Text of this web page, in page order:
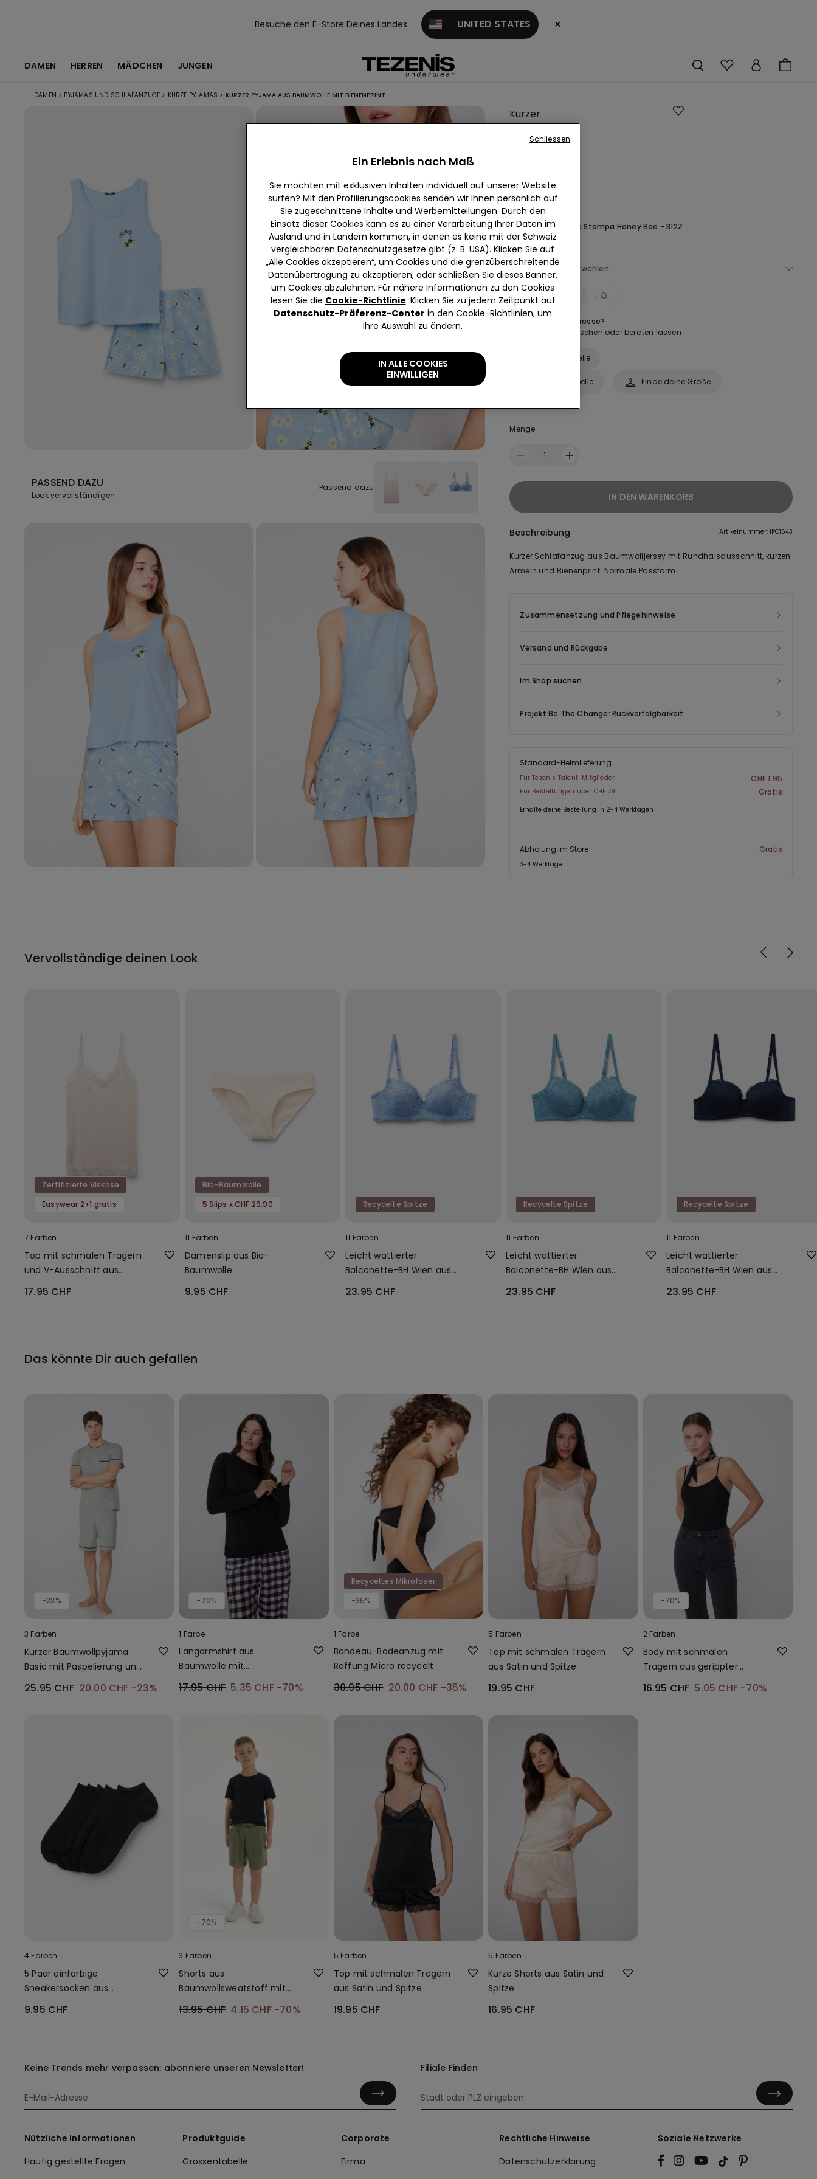
Besuche den E-Store Deines Landes: UNITED STATES ×
DAMEN HERREN MÄDCHEN JUNGEN
DAMEN > PYJAMAS UND SCHLAFANZÜGE > KURZE PYJAMAS > KURZER PYJAMA AUS BAUMWOLLE MIT BIENENPRINT
PASSEND DAZU
Look vervollständigen
Passend dazu
Kurzer
Baumwolle
Bienenprint
Farbe:-Angel Blue Stampa Honey Bee - 312Z
Größe: Größe auswählen
L
Unsicher bei der Grösse?
Grössentabelle ansehen oder beraten lassen
Größentabelle
Finde deine Größe
Größentabelle
Menge:
1
IN DEN WARENKORB
Beschreibung Artikelnummer: 1PC1643
Kurzer Schlafanzug aus Baumwolljersey mit Rundhalsausschnitt, kurzen
Ärmeln und Bienenprint. Normale Passform.
Zusammensetzung und Pflegehinweise
Versand und Rückgabe
Im Shop suchen
Projekt Be The Change: Rückverfolgbarkeit
Standard-Heimlieferung
Für Tezenis Talent-Mitglieder CHF 1.95
Für Bestellungen über CHF 79 Gratis
Erhalte deine Bestellung in 2-4 Werktagen
Abholung im Store Gratis
3-4 Werktage
Vervollständige deinen Look
Zertifizierte Viskose
Easywear 2+1 gratis
7 Farben
Top mit schmalen Trägern
und V-Ausschnitt aus
17.95 CHF
Bio-Baumwolle
5 Slips x CHF 29.90
11 Farben
Damenslip aus Bio-
Baumwolle
9.95 CHF
Recycelte Spitze
11 Farben
Leicht wattierter
Balconette-BH Wien aus
23.95 CHF
Recycelte Spitze
11 Farben
Leicht wattierter
Balconette-BH Wien aus
23.95 CHF
Recycelte Spitze
11 Farben
Leicht wattierter
Balconette-BH Wien aus
23.95 CHF
Das könnte Dir auch gefallen
-23%
3 Farben
Kurzer Baumwollpyjama
Basic mit Paspelierung und
kleiner Tasche
25.95 CHF 20.00 CHF -23%
-70%
1 Farbe
Langarmshirt aus
Baumwolle mit
Muschelkante
17.95 CHF 5.35 CHF -70%
Recyceltes Mikrofaser
-35%
1 Farbe
Bandeau-Badeanzug mit
Raffung Micro recycelt
30.95 CHF 20.00 CHF -35%
5 Farben
Top mit schmalen Trägern
aus Satin und Spitze
19.95 CHF
-70%
2 Farben
Body mit schmalen
Trägern aus gerippter
Baumwolle
16.95 CHF 5.05 CHF -70%
4 Farben
5 Paar einfarbige
Sneakersocken aus
9.95 CHF
-70%
3 Farben
Shorts aus
Baumwollsweatstoff mit
13.95 CHF 4.15 CHF -70%
5 Farben
Top mit schmalen Trägern
aus Satin und Spitze
19.95 CHF
5 Farben
Kurze Shorts aus Satin und
Spitze
16.95 CHF
Keine Trends mehr verpassen: abonniere unseren Newsletter! Filiale Finden
Nützliche Informationen
Häufig gestellte Fragen
Produktguide
Grössentabelle
Corporate
Firma
Rechtliche Hinweise
Datenschutzerklärung
Soziale Netzwerke
Ein Erlebnis nach Maß
Sie möchten mit exklusiven Inhalten individuell auf unserer Website
surfen? Mit den Profilierungscookies senden wir Ihnen persönlich auf
Sie zugeschnittene Inhalte und Werbemitteilungen. Durch den
Einsatz dieser Cookies kann es zu einer Verarbeitung Ihrer Daten im
Ausland und in Ländern kommen, in denen es keine mit der Schweiz
vergleichbaren Datenschutzgesetze gibt (z. B. USA). Klicken Sie auf
„Alle Cookies akzeptieren“, um Cookies und die grenzüberschreitende
Datenübertragung zu akzeptieren, oder schließen Sie dieses Banner,
um Cookies abzulehnen. Für nähere Informationen zu den Cookies
lesen Sie die Cookie-Richtlinie. Klicken Sie zu jedem Zeitpunkt auf
Datenschutz-Präferenz-Center in den Cookie-Richtlinien, um
Ihre Auswahl zu ändern.
IN ALLE COOKIES
EINWILLIGEN
Schliessen